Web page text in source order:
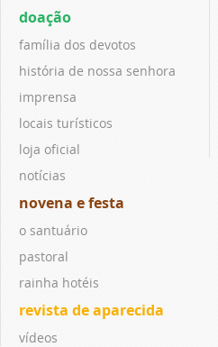
doação
família dos devotos
história de nossa senhora
imprensa
locais turísticos
loja oficial
notícias
novena e festa
o santuário
pastoral
rainha hotéis
revista de aparecida
vídeos